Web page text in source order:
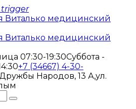
07:30-19:30Суббота -
+7 (34667) 4-30-
Народов, 13 А,ул.